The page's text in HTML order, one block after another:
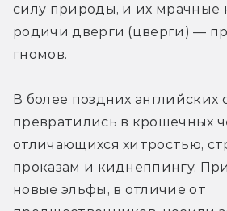
силу природы, и их мрачные
родичи дверги (цверги) —
гномов.
В более поздних английских
превратились в крошечных
отличающихся хитростью,
проказам и киднеппингу.
новые эльфы, в отличие от